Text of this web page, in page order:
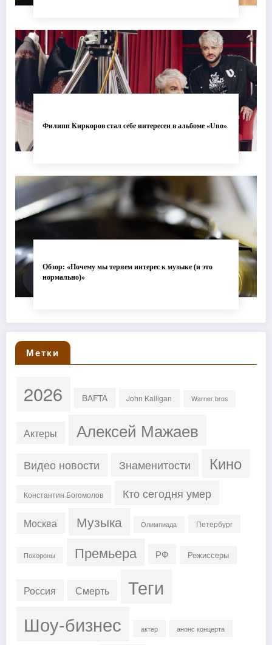
Филипп Киркоров стал себе интересен в альбоме «Uno»
Обзор: «Почему мы теряем интерес к музыке (и это
нормально)»
Метки
2026 BAFTA John Kalligan Warner bros
Актеры Алексей Мажаев
Видео новости Знаменитости Кино
Константин Богомолов Кто сегодня умер
Москва Музыка Олимпиада Петербург
Похороны Премьера РФ Режиссеры
Россия Смерть Теги
Шоу-бизнес актер анонс концерта